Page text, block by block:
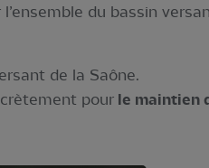
l’ensemble du bassin
de la Saône.
pourle maintien